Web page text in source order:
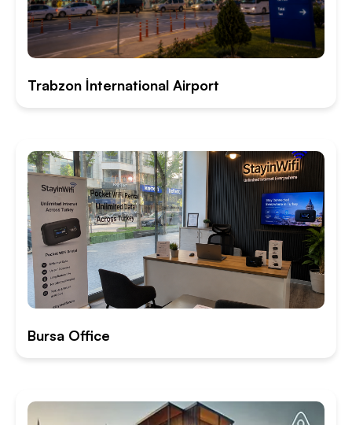
Trabzon İnternational Airport
Bursa Office